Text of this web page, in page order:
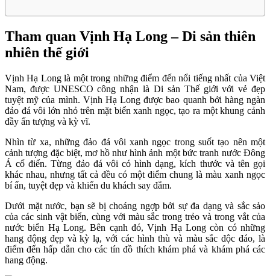
Tham quan Vịnh Hạ Long – Di sản thiên
nhiên thế giới
Vịnh Hạ Long là một trong những điểm đến nổi tiếng nhất của Việt
Nam, được UNESCO công nhận là Di sản Thế giới với vẻ đẹp
tuyệt mỹ của mình. Vịnh Hạ Long được bao quanh bởi hàng ngàn
đảo đá vôi lớn nhỏ trên mặt biển xanh ngọc, tạo ra một khung cảnh
đầy ấn tượng và kỳ vĩ.
Nhìn từ xa, những đảo đá vôi xanh ngọc trong suốt tạo nên một
cảnh tượng đặc biệt, mơ hồ như hình ảnh một bức tranh nước Đông
Á cổ điển. Từng đảo đá vôi có hình dạng, kích thước và tên gọi
khác nhau, nhưng tất cả đều có một điểm chung là màu xanh ngọc
bí ẩn, tuyệt đẹp và khiến du khách say đắm.
Dưới mặt nước, bạn sẽ bị choáng ngợp bởi sự đa dạng và sắc sảo
của các sinh vật biển, cùng với màu sắc trong trẻo và trong vắt của
nước biển Hạ Long. Bên cạnh đó, Vịnh Hạ Long còn có những
hang động đẹp và kỳ lạ, với các hình thù và màu sắc độc đáo, là
điểm đến hấp dẫn cho các tín đồ thích khám phá và khám phá các
hang động.